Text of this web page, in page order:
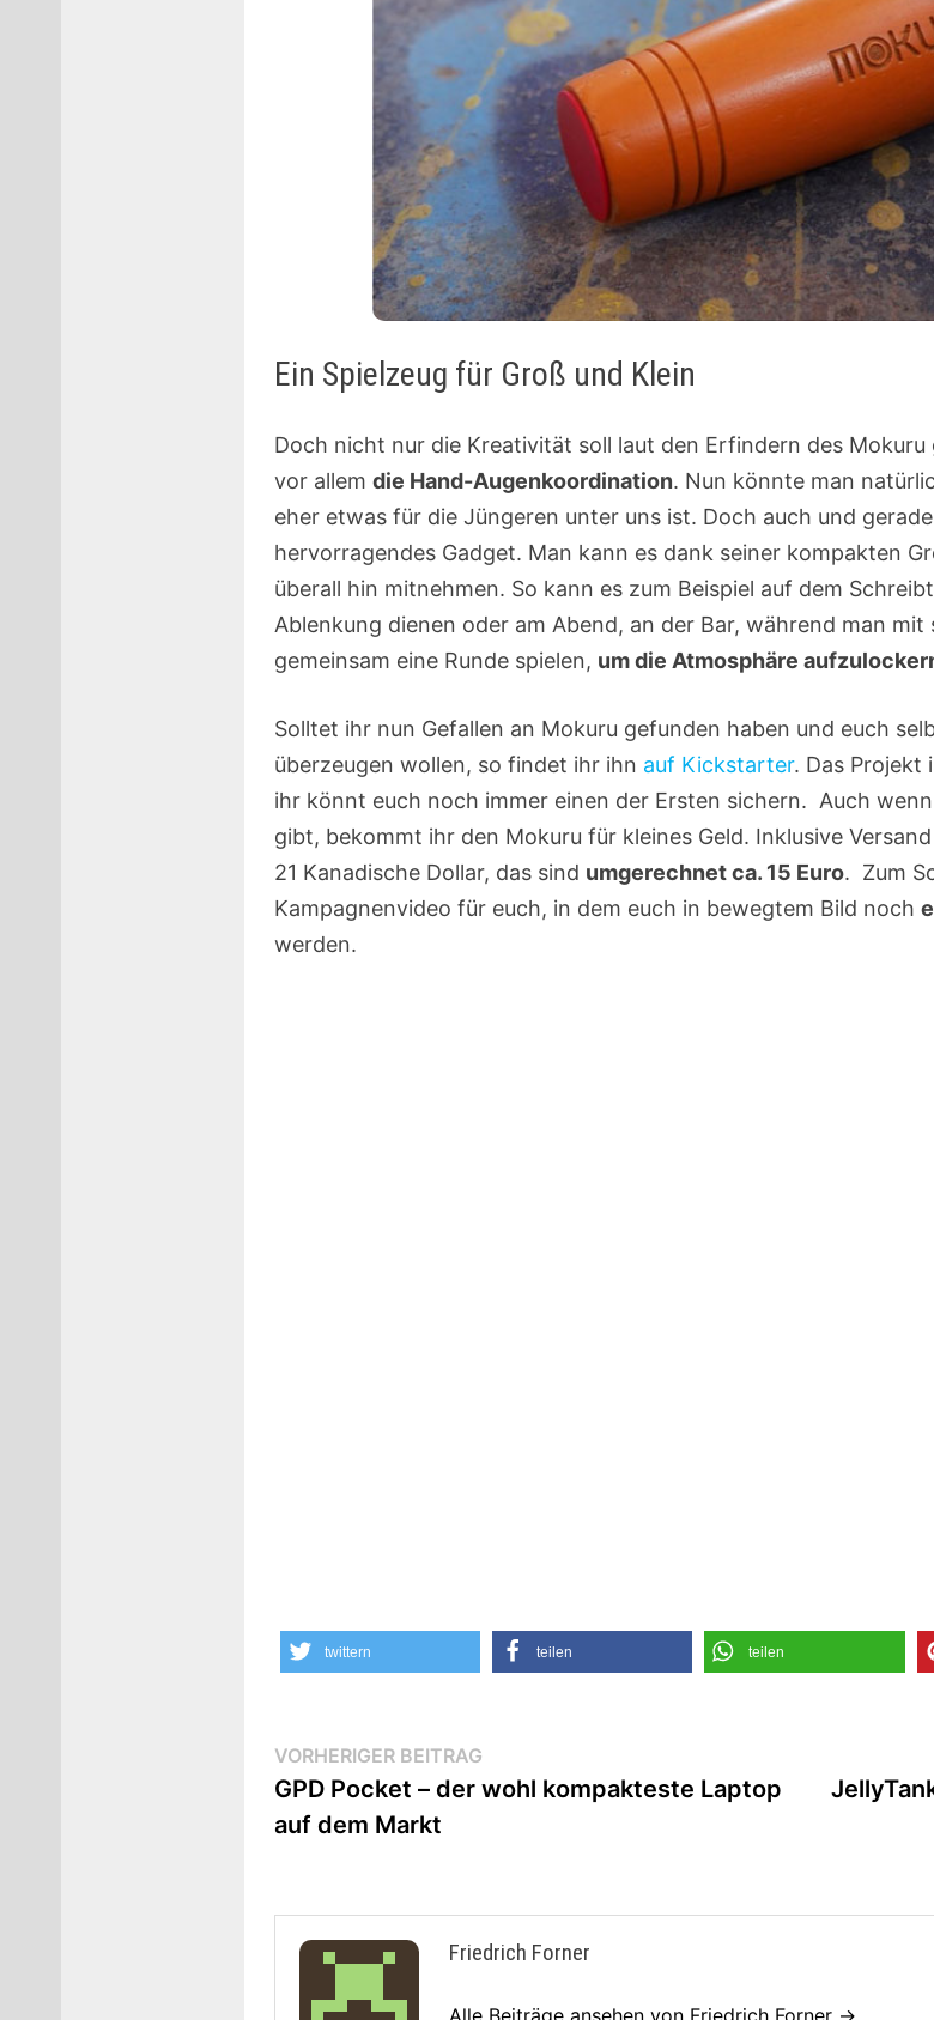
Ein Spielzeug für Groß und Klein
Doch nicht nur die Kreativität soll laut den Erfindern des
vor allem die Hand-Augenkoordination. Nun könnte man
eher etwas für die Jüngeren unter uns ist. Doch auch und
hervorragendes Gadget. Man kann es dank seiner kompakten
überall hin mitnehmen. So kann es zum Beispiel auf dem
Ablenkung dienen oder am Abend, an der Bar, während man
gemeinsam eine Runde spielen, um die Atmosphäre
Solltet ihr nun Gefallen an Mokuru gefunden haben und euch
überzeugen wollen, so findet ihr ihn auf Kickstarter. Das Projekt
ihr könnt euch noch immer einen der Ersten sichern. Auch
gibt, bekommt ihr den Mokuru für kleines Geld. Inklusive
21 Kanadische Dollar, das sind umgerechnet ca. 15 Euro. Zum
Kampagnenvideo für euch, in dem euch in bewegtem Bild noch
werden.
twittern teilen teilen
Beitrags-
Navigation
VORHERIGER BEITRAGVorheriger
Beitrag:
GPD Pocket – der wohl kompakteste Laptop
auf dem Markt
Friedrich Forner